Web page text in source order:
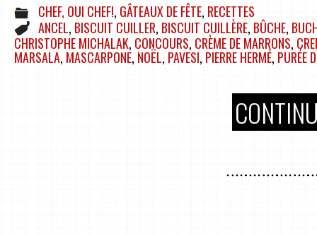
CHEF, OUI CHEF!, GÂTEAUX DE FÊTE, RECETTES
ANCEL, BISCUIT CUILLER, BISCUIT CUILLÈRE, BÛCHE,
CHRISTOPHE MICHALAK, CONCOURS, CRÈME DE MARRONS,
MARSALA, MASCARPONE, NOËL, PAVESI, PIERRE HERMÉ, PURÉE